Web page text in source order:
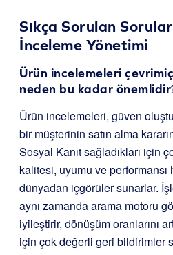
Sıkça Sorulan
İnceleme Yönetimi
Ürün incelemeleri
neden bu kadar
Ürün incelemeleri, güven
bir müşterinin satın alma
Sosyal Kanıt sağladıkları için
kalitesi, uyumu ve performansı
dünyadan içgörüler sunarlar.
aynı zamanda arama motoru
iyileştirir, dönüşüm oranlarını
için çok değerli geri bildirimler